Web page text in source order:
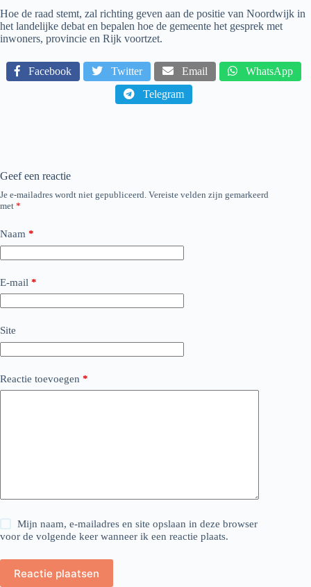
Hoe de raad stemt, zal richting geven aan de positie van Noordwijk in
het landelijke debat en bepalen hoe de gemeente het gesprek met
inwoners, provincie en Rijk voortzet.
Facebook Twitter Email
WhatsApp
Telegram
Geef een reactie
Je e-mailadres wordt niet gepubliceerd. Vereiste velden zijn gemarkeerd
met *
Naam *
E-mail *
Site
Reactie toevoegen *
Mijn naam, e-mailadres en site opslaan in deze browser
voor de volgende keer wanneer ik een reactie plaats.
Reactie plaatsen